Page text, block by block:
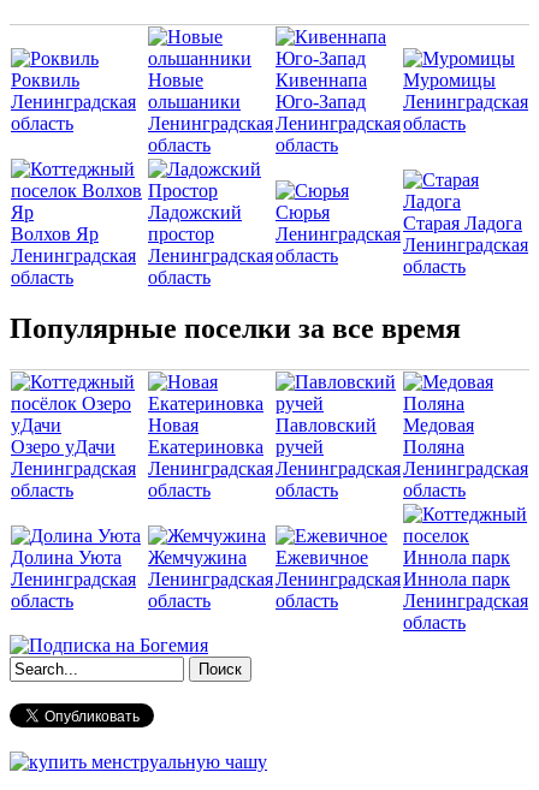
Роквиль
Ленинградская
область
Новые
ольшаники
Ленинградская
область
Кивеннапа
Юго-Запад
Ленинградская
область
Муромицы
Ленинградская
область
Волхов Яр
Ленинградская
область
Ладожский
простор
Ленинградская
область
Сюрья
Ленинградская
область
Старая Ладога
Ленинградская
область
Популярные поселки за все время
Озеро уДачи
Ленинградская
область
Новая
Екатериновка
Ленинградская
область
Павловский
ручей
Ленинградская
область
Медовая
Поляна
Ленинградская
область
Долина Уюта
Ленинградская
область
Жемчужина
Ленинградская
область
Ежевичное
Ленинградская
область
Иннола парк
Ленинградская
область
Форма поиска